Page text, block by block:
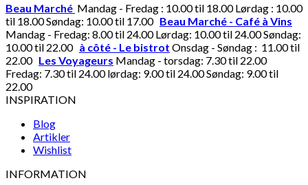
Beau Marché Mandag - Fredag : 10.00 til 18.00 Lørdag : 10.00
til 18.00 Søndag: 10.00 til 17.00 Beau Marché - Café à Vins
Mandag - Fredag: 8.00 til 24.00 Lørdag: 10.00 til 24.00 Søndag:
10.00 til 22.00 à côté - Le bistrot Onsdag - Søndag : 11.00 til
22.00 Les Voyageurs Mandag - torsdag: 7.30 til 22.00
Fredag: 7.30 til 24.00 lørdag: 9.00 til 24.00 Søndag: 9.00 til
22.00
INSPIRATION
Blog
Artikler
Wishlist
INFORMATION